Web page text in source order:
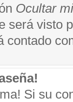
Ocultar
será visto
contado
Si su